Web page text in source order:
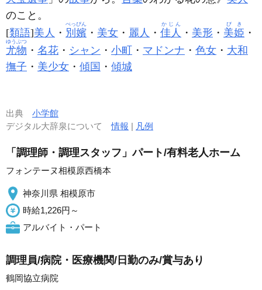
のこと。
[類語]美人 ・ 別嬪
べっぴん
・ 美女 ・ 麗人 ・ 佳人
かじん
・ 美形 ・ 美姫
びき
・
尤物
ゆうぶつ
・ 名花 ・ シャン ・ 小町 ・ マドンナ ・ 色女 ・ 大和
撫子 ・ 美少女 ・ 傾国 ・ 傾城
出典 小学館
デジタル大辞泉について情報 | 凡例
「調理師・調理スタッフ」パート/有料老人ホーム
フォンテーヌ相模原西橋本
神奈川県 相模原市
時給1,226円～
アルバイト・パート
調理員/病院・医療機関/日勤のみ/賞与あり
鶴岡協立病院